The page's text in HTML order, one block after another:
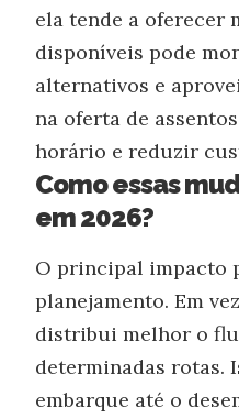
ela tende a oferecer
disponíveis pode
alternativos e
na oferta de
horário e reduzir
Como essas
em 2026?
O principal impacto
planejamento. Em
distribui melhor o
determinadas rotas.
embarque até o